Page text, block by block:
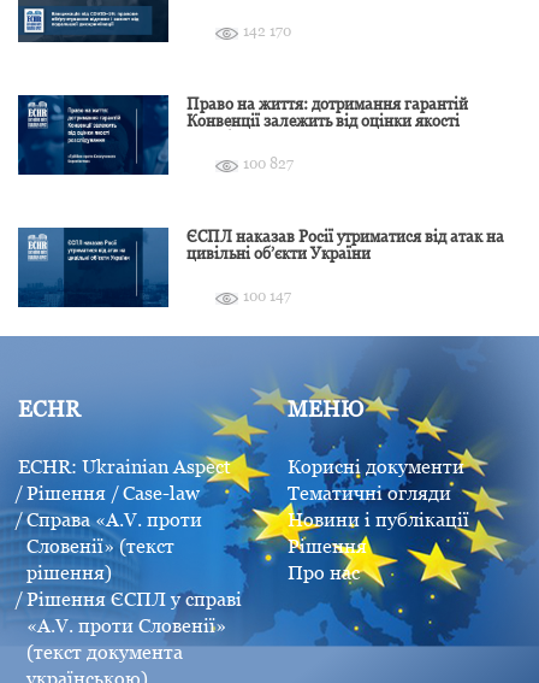
142 170
Право на життя: дотримання гарантій
Конвенції залежить від оцінки якості
100 827
ЄСПЛ наказав Росії утриматися від атак на
цивільні об’єкти України
100 147
ECHR
ECHR: Ukrainian Aspect
Рішення
Case-law
Справа «A.V. проти
Словенії» (текст
рішення)
Рішення ЄСПЛ у справі
«A.V. проти Словенії»
(текст документа
українською)
МЕНЮ
Корисні документи
Тематичні огляди
Новини і публікації
Рішення
Про нас